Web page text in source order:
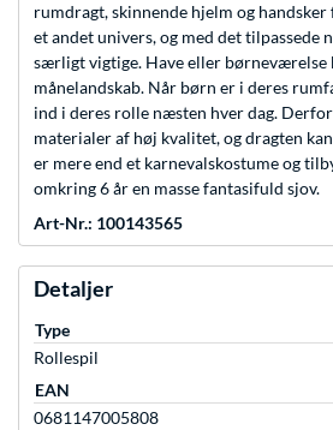
rumdragt, skinnende hjelm og handsker
et andet univers, og med det tilpassede
særligt vigtige. Have eller børneværelse
månelandskab. Når børn er i deres
ind i deres rolle næsten hver dag.
materialer af høj kvalitet, og dragten kan
er mere end et karnevalskostume og
omkring 6 år en masse fantasifuld sjov.
Art-Nr.: 100143565
Detaljer
Type
Rollespil
EAN
0681147005808